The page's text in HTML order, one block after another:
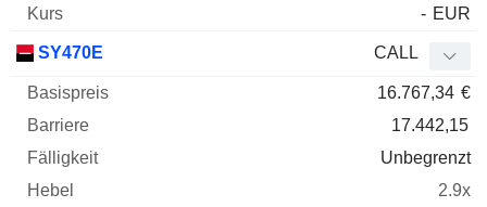
- EUR
SY470E CALL
16.767,34 €
17.442,15
Unbegrenzt
2.9x